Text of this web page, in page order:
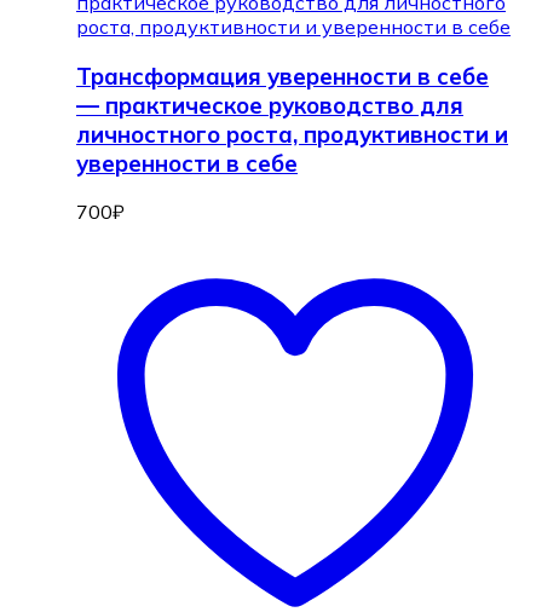
Трансформация уверенности в себе
— практическое руководство для
личностного роста, продуктивности и
уверенности в себе
700₽